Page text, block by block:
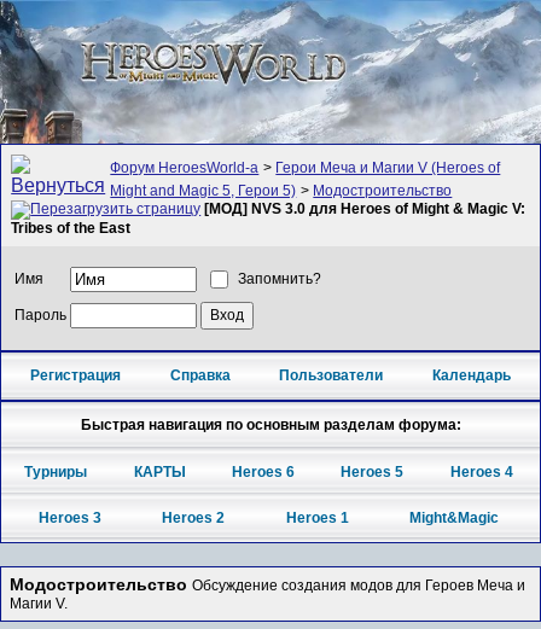
Форум HeroesWorld-а > Герои Меча и Магии V (Heroes of
Might and Magic 5, Герои 5) > Модостроительство
[МОД] NVS 3.0 для Heroes of Might & Magic V:
Tribes of the East
Имя Запомнить?
Пароль
Регистрация Справка Пользователи Календарь
Быстрая навигация по основным разделам форума:
Турниры КАРТЫ Heroes 6 Heroes 5 Heroes 4
Heroes 3 Heroes 2 Heroes 1 Might&Magic
Модостроительство Обсуждение создания модов для Героев Меча и
Магии V.